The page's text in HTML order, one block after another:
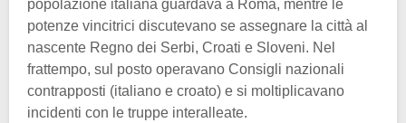
popolazione italiana guardava a Roma, mentre le
potenze vincitrici discutevano se assegnare la città al
nascente Regno dei Serbi, Croati e Sloveni. Nel
frattempo, sul posto operavano Consigli nazionali
contrapposti (italiano e croato) e si moltiplicavano
incidenti con le truppe interalleate.